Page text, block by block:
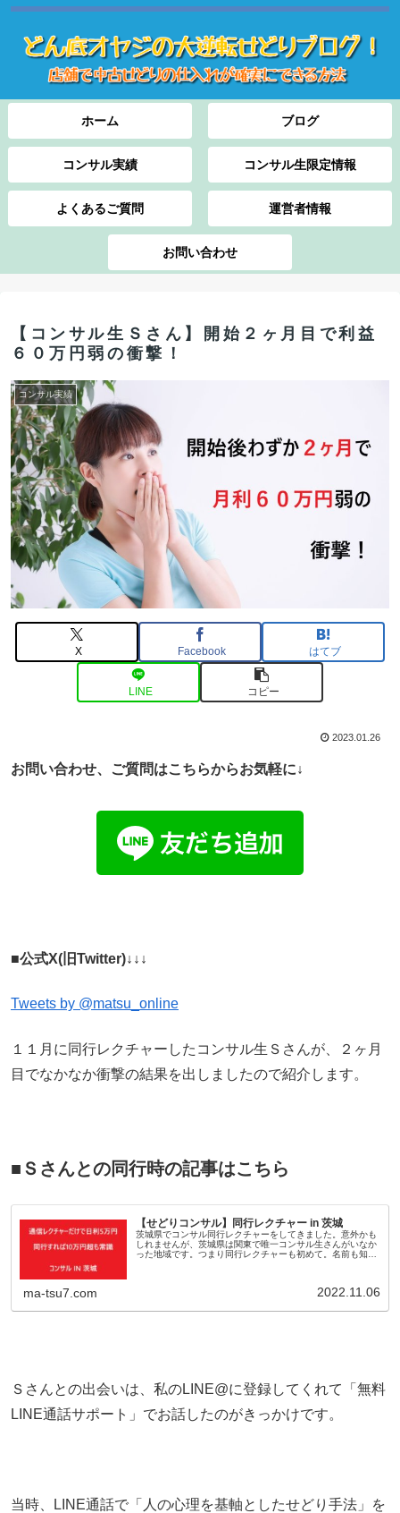
ホーム ブログ
コンサル実績 コンサル生限定情報
よくあるご質問 運営者情報
お問い合わせ
【コンサル生Ｓさん】開始２ヶ月目で利益
６０万円弱の衝撃！
コンサル実績
X Facebook はてブ
LINE コピー
2023.01.26
お問い合わせ、ご質問はこちらからお気軽に↓
■公式X(旧Twitter)↓↓↓
Tweets by @matsu_online
１１月に同行レクチャーしたコンサル生Ｓさんが、２ヶ月
目でなかなか衝撃の結果を出しましたので紹介します。
■Ｓさんとの同行時の記事はこちら
【せどりコンサル】同行レクチャー in 茨城
茨城県でコンサル同行レクチャーをしてきました。意外かも
しれませんが、茨城県は関東で唯一コンサル生さんがいなか
った地域です。つまり同行レクチャーも初めて。名前も知ら
ma-tsu7.com 2022.11.06
Ｓさんとの出会いは、私のLINE@に登録してくれて「無料
LINE通話サポート」でお話したのがきっかけです。
当時、LINE通話で「人の心理を基軸としたせどり手法」を